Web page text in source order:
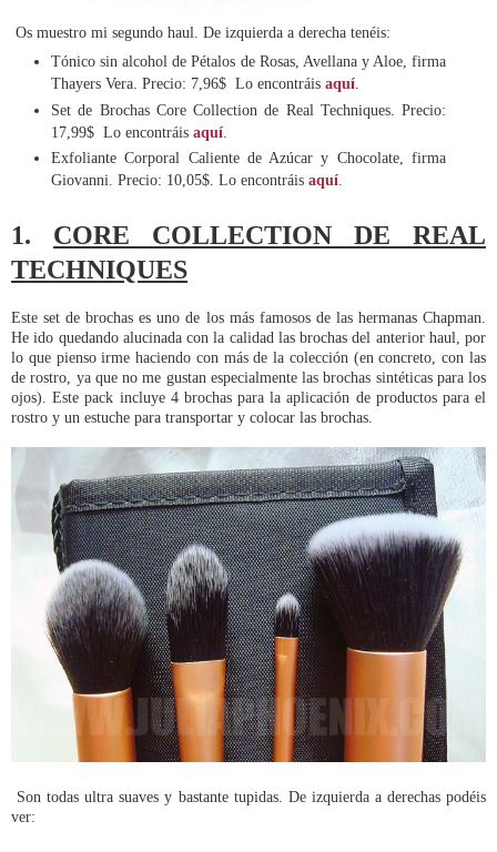
Os muestro mi segundo haul. De izquierda a derecha tenéis:
Tónico sin alcohol de Pétalos de Rosas, Avellana y Aloe, firma
Thayers Vera. Precio: 7,96$ Lo encontráis aquí
Set de Brochas Core Collection de Real Techniques. Precio:
17,99$ Lo encontráis aquí
Exfoliante Corporal Caliente de Azúcar y Chocolate, firma
Giovanni. Precio: 10,05$. Lo encontráis aquí
1. CORE COLLECTION DE REAL
TECHNIQUES
Este set de brochas es uno de los más famosos de las hermanas Chapman.
He ido quedando alucinada con la calidad las brochas del anterior haul, por
lo que pienso irme haciendo con más de la colección (en concreto, con las
de rostro, ya que no me gustan especialmente las brochas sintéticas para los
ojos). Este pack incluye 4 brochas para la aplicación de productos para el
rostro y un estuche para transportar y colocar las brochas.
Son todas ultra suaves y bastante tupidas. De izquierda a derechas podéis
ver: